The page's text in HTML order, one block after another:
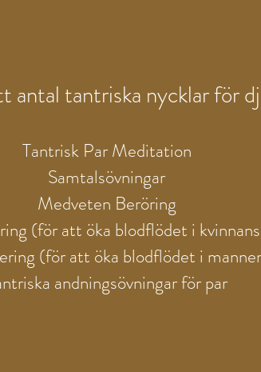
antal tantriska nycklar för
Tantrisk Par Meditation
Samtalsövningar
Medveten Beröring
(för att öka blodflödet i
(för att öka blodflödet i
andningsövningar för par